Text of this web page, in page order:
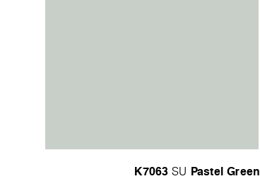
K7063 SU Pastel Green